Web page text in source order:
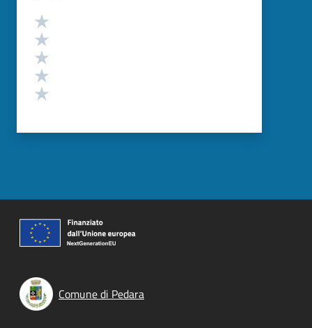
Valutazione
Comune di Pedara